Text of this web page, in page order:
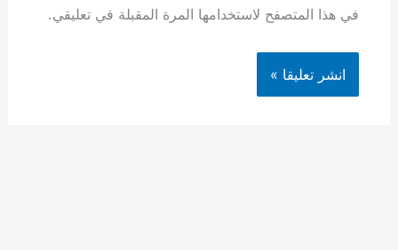
في هذا المتصفح لاستخدامها المرة المقبلة في تعليقي.